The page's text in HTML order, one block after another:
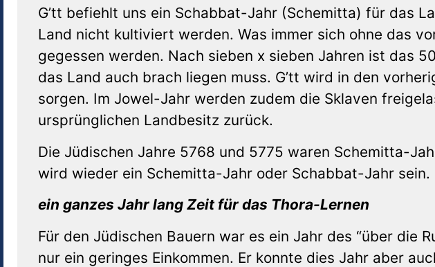
G’tt befiehlt uns ein Schabbat-Jahr (Schemitta) für das
Land nicht kultiviert werden. Was immer sich ohne das
gegessen werden. Nach sieben x sieben Jahren ist das
das Land auch brach liegen muss. G’tt wird in den
sorgen. Im Jowel-Jahr werden zudem die Sklaven
ursprünglichen Landbesitz zurück.
Die Jüdischen Jahre 5768 und 5775 waren Schemitta-
wird wieder ein Schemitta-Jahr oder Schabbat-Jahr sein.
ein ganzes Jahr lang Zeit für das Thora-Lernen
Für den Jüdischen Bauern war es ein Jahr des “über die
nur ein geringes Einkommen. Er konnte dies Jahr aber